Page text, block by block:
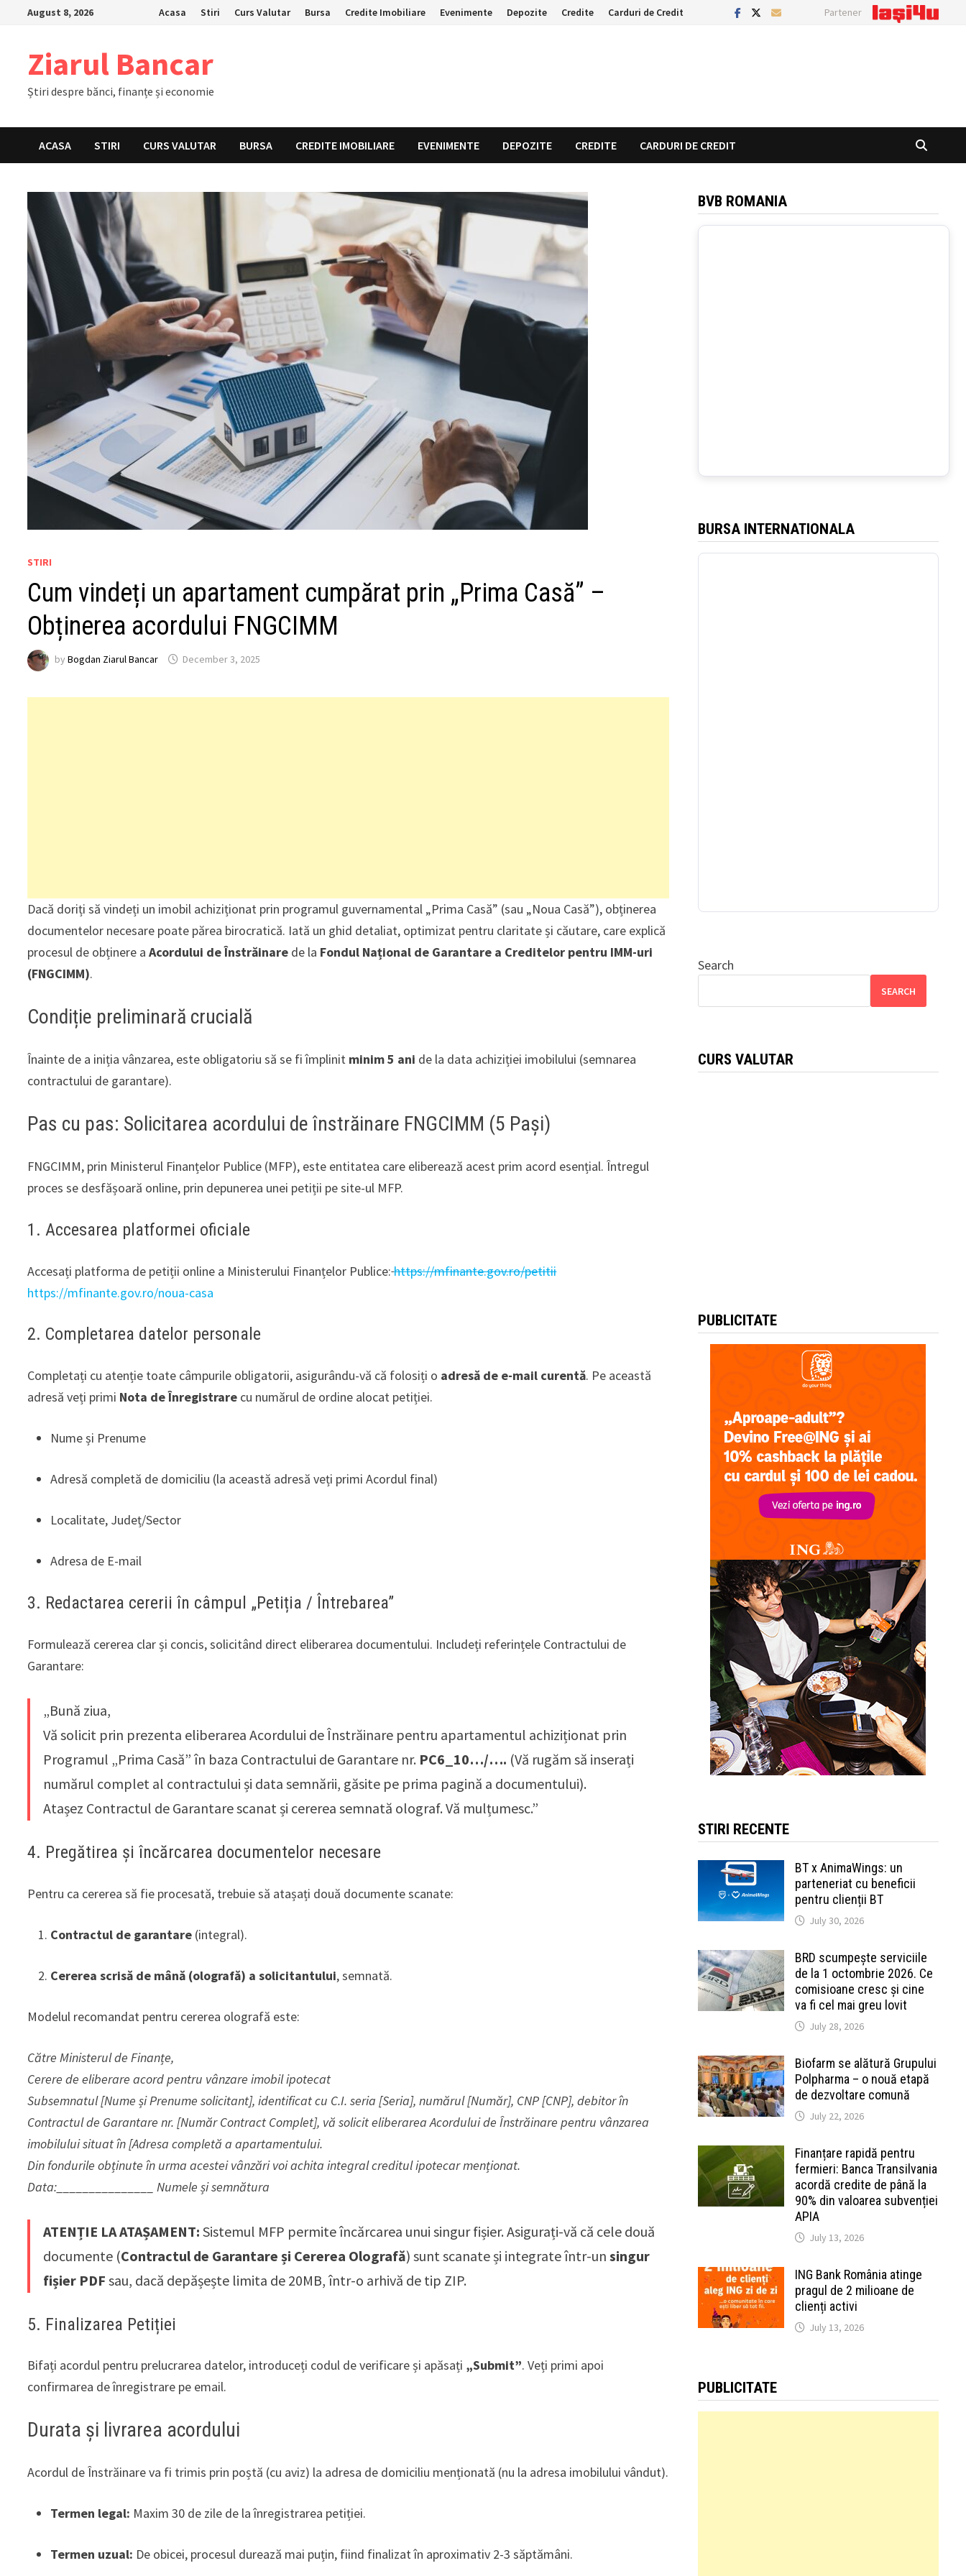
August 8, 2026 Acasa Stiri Curs Valutar Bursa Credite Imobiliare Evenimente Depozite Credite Carduri de Credit Partener
Ziarul Bancar
Știri despre bănci, finanțe și economie
ACASA STIRI CURS VALUTAR BURSA CREDITE IMOBILIARE EVENIMENTE DEPOZITE CREDITE CARDURI DE CREDIT
STIRI
Cum vindeți un apartament cumpărat prin „Prima Casă” –
Obținerea acordului FNGCIMM
byBogdan Ziarul Bancar December 3, 2025
Dacă doriți să vindeți un imobil achiziționat prin programul guvernamental „Prima Casă” (sau „Noua Casă”), obținerea
documentelor necesare poate părea birocratică. Iată un ghid detaliat, optimizat pentru claritate și căutare, care explică
procesul de obținere aAcordului de Înstrăinare de la Fondul Național de Garantare a Creditelor pentru IMM-uri
(FNGCIMM).
Condiție preliminară crucială
Înainte de a iniția vânzarea, este obligatoriu să se fi împlinit minim 5 ani de la data achiziției imobilului (semnarea
contractului de garantare).
Pas cu pas: Solicitarea acordului de înstrăinare FNGCIMM (5 Pași)
FNGCIMM, prin Ministerul Finanțelor Publice (MFP), este entitatea care eliberează acest prim acord esențial. Întregul
proces se desfășoară online, prin depunerea unei petiții pe site-ul MFP.
1. Accesarea platformei oficiale
Accesați platforma de petiții online a Ministerului Finanțelor Publice:https://mfinante.gov.ro/petitii
https://mfinante.gov.ro/noua-casa
2. Completarea datelor personale
Completați cu atenție toate câmpurile obligatorii, asigurându-vă că folosiți o adresă de e-mail curentă. Pe această
adresă veți primi Nota de Înregistrare cu numărul de ordine alocat petiției.
Nume și Prenume
Adresă completă de domiciliu (la această adresă veți primi Acordul final)
Localitate, Județ/Sector
Adresa de E-mail
3. Redactarea cererii în câmpul „Petiția / Întrebarea”
Formulează cererea clar și concis, solicitând direct eliberarea documentului. Includeți referințele Contractului de
Garantare:
„Bună ziua,
Vă solicit prin prezenta eliberarea Acordului de Înstrăinare pentru apartamentul achiziționat prin
Programul „Prima Casă” în baza Contractului de Garantare nr. PC6_10…/…. (Vă rugăm să inserați
numărul complet al contractului și data semnării, găsite pe prima pagină a documentului).
Atașez Contractul de Garantare scanat și cererea semnată olograf. Vă mulțumesc.”
4. Pregătirea și încărcarea documentelor necesare
Pentru ca cererea să fie procesată, trebuie să atașați două documente scanate:
Contractul de garantare (integral).
Cererea scrisă de mână (olografă) a solicitantului, semnată.
Modelul recomandat pentru cererea olografă este:
Către Ministerul de Finanțe,
Cerere de eliberare acord pentru vânzare imobil ipotecat
Subsemnatul [Nume și Prenume solicitant], identificat cu C.I. seria [Seria], numărul [Număr], CNP [CNP], debitor în
Contractul de Garantare nr. [Număr Contract Complet], vă solicit eliberarea Acordului de Înstrăinare pentru vânzarea
imobilului situat în [Adresa completă a apartamentului.
Din fondurile obținute în urma acestei vânzări voi achita integral creditul ipotecar menționat.
Data:_______________ Numele și semnătura
ATENȚIE LA ATAȘAMENT: Sistemul MFP permite încărcarea unui singur fișier. Asigurați-vă că cele două
documente (Contractul de Garantare și Cererea Olografă) sunt scanate și integrate într-unsingur
fișier PDF sau, dacă depășește limita de 20MB, într-o arhivă de tip ZIP.
5. Finalizarea Petiției
Bifați acordul pentru prelucrarea datelor, introduceți codul de verificare și apăsați „Submit”. Veți primi apoi
confirmarea de înregistrare pe email.
Durata și livrarea acordului
Acordul de Înstrăinare va fi trimis prin poștă (cu aviz) la adresa de domiciliu menționată (nu la adresa imobilului vândut).
Termen legal: Maxim 30 de zile de la înregistrarea petiției.
Termen uzual: De obicei, procesul durează mai puțin, fiind finalizat în aproximativ 2-3 săptămâni.
BVB ROMANIA
BURSA INTERNATIONALA
Search
SEARCH
CURS VALUTAR
PUBLICITATE
STIRI RECENTE
BT x AnimaWings: un
parteneriat cu beneficii
pentru clienții BT
July 30, 2026
BRD scumpește serviciile
de la 1 octombrie 2026. Ce
comisioane cresc și cine
va fi cel mai greu lovit
July 28, 2026
Biofarm se alătură Grupului
Polpharma – o nouă etapă
de dezvoltare comună
July 22, 2026
Finanțare rapidă pentru
fermieri: Banca Transilvania
acordă credite de până la
90% din valoarea subvenției
APIA
July 13, 2026
ING Bank România atinge
pragul de 2 milioane de
clienți activi
July 13, 2026
PUBLICITATE